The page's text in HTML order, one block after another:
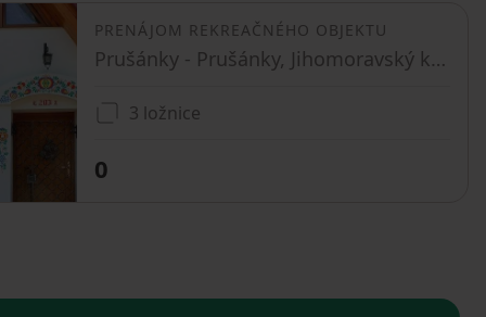
PRENÁJOM REKREAČNÉHO OBJEKTU
Prušánky - Prušánky, Jihomoravský kraj
3 ložnice
0